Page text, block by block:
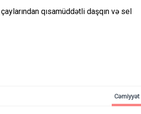
qısamüddətli daşqın və sel
Cəmiyyət